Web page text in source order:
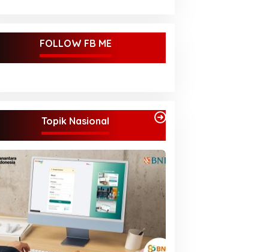
FOLLOW FB ME
Topik Nasional